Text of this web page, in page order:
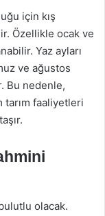
için kış
Özellikle ocak ve
Yaz ayları
ve ağustos
Bu nedenle,
tarım faaliyetleri
olacak.